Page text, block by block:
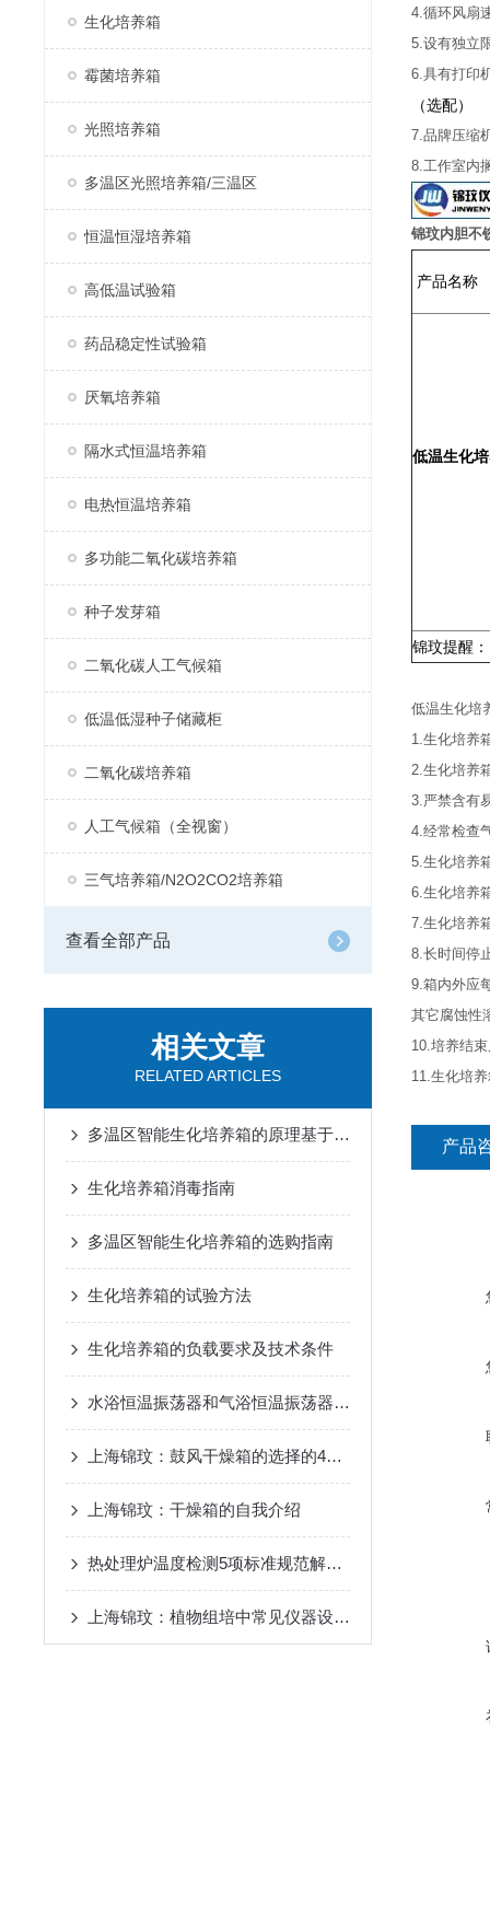
生化培养箱
霉菌培养箱
光照培养箱
多温区光照培养箱/三温区
恒温恒湿培养箱
高低温试验箱
药品稳定性试验箱
厌氧培养箱
隔水式恒温培养箱
电热恒温培养箱
多功能二氧化碳培养箱
种子发芽箱
二氧化碳人工气候箱
低温低湿种子储藏柜
二氧化碳培养箱
人工气候箱（全视窗）
三气培养箱/N2O2CO2培养箱
查看全部产品
相关文章
RELATED ARTICLES
多温区智能生化培养箱的原理基于反馈控制系统
生化培养箱消毒指南
多温区智能生化培养箱的选购指南
生化培养箱的试验方法
生化培养箱的负载要求及技术条件
水浴恒温振荡器和气浴恒温振荡器的区别
上海锦玟：鼓风干燥箱的选择的4个注意事项
上海锦玟：干燥箱的自我介绍
热处理炉温度检测5项标准规范解读一
上海锦玟：植物组培中常见仪器设备一览
4.循环风扇
5.设有独立
6.具有打印
（选配）
7.品牌压缩
8.工作室内
锦玟内胆不
产品名称
低温生化
锦玟提醒
低温生化培
1.生化培养
2.生化培养
3.严禁含有
4.经常检查
5.生化培养
6.生化培养
7.生化培养
8.长时间停
9.箱内外应
其它腐蚀性
10.培养结
11.生化培
产品